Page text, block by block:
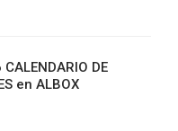
DE
en ALBOX